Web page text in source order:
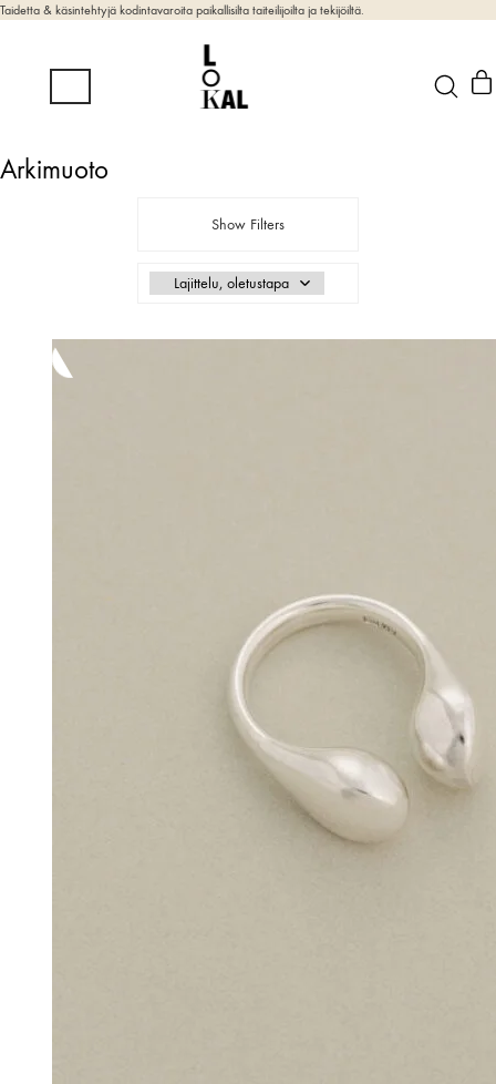
Taidetta & käsintehtyjä kodintavaroita paikallisilta taiteilijoilta ja tekijöiltä.
Arkimuoto
Show Filters